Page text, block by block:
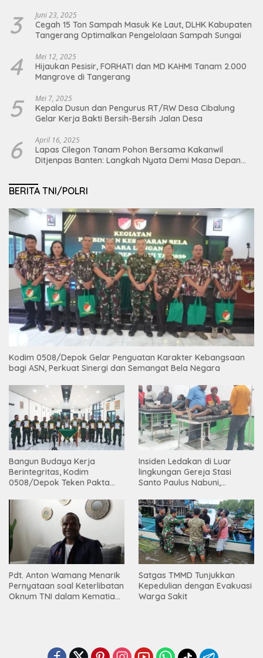
3 Juni 23, 2025
Cegah 15 Ton Sampah Masuk Ke Laut, DLHK Kabupaten
Tangerang Optimalkan Pengelolaan Sampah Sungai
4 Mei 12, 2025
Hijaukan Pesisir, FORHATI dan MD KAHMI Tanam 2.000
Mangrove di Tangerang
5 Mei 7, 2025
Kepala Dusun dan Pengurus RT/RW Desa Cibalung
Gelar Kerja Bakti Bersih-Bersih Jalan Desa
6 April 16, 2025
Lapas Cilegon Tanam Pohon Bersama Kakanwil
Ditjenpas Banten: Langkah Nyata Demi Masa Depan
BERITA TNI/POLRI
Kodim 0508/Depok Gelar Penguatan Karakter Kebangsaan
bagi ASN, Perkuat Sinergi dan Semangat Bela Negara
Bangun Budaya Kerja
Berintegritas, Kodim
0508/Depok Teken Pakta
Insiden Ledakan di Luar
lingkungan Gereja Stasi
Santo Paulus Nabuni,
Pdt. Anton Wamang Menarik
Pernyataan soal Keterlibatan
Oknum TNI dalam Kematian
Satgas TMMD Tunjukkan
Kepedulian dengan Evakuasi
Warga Sakit